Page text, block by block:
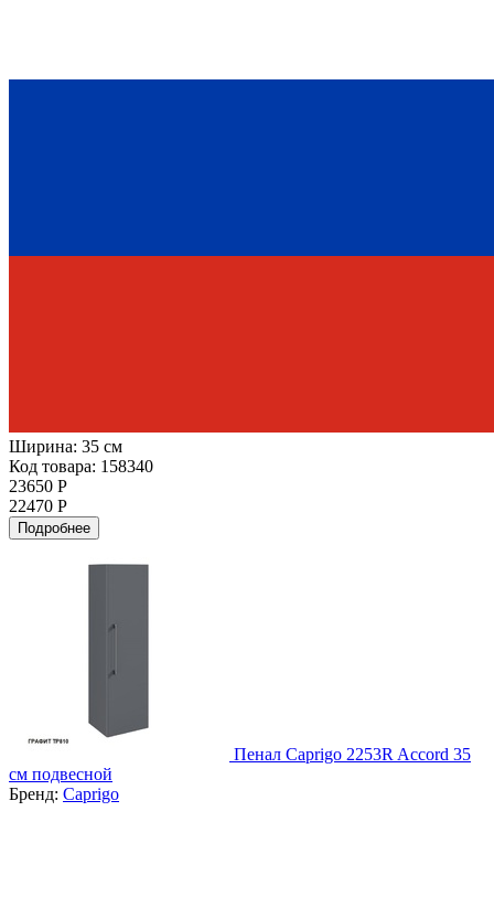
Ширина: 35 см
Код товара: 158340
23650 Р
22470 Р
Подробнее
Пенал Caprigo 2253R Accord 35
см подвесной
Бренд: Caprigo